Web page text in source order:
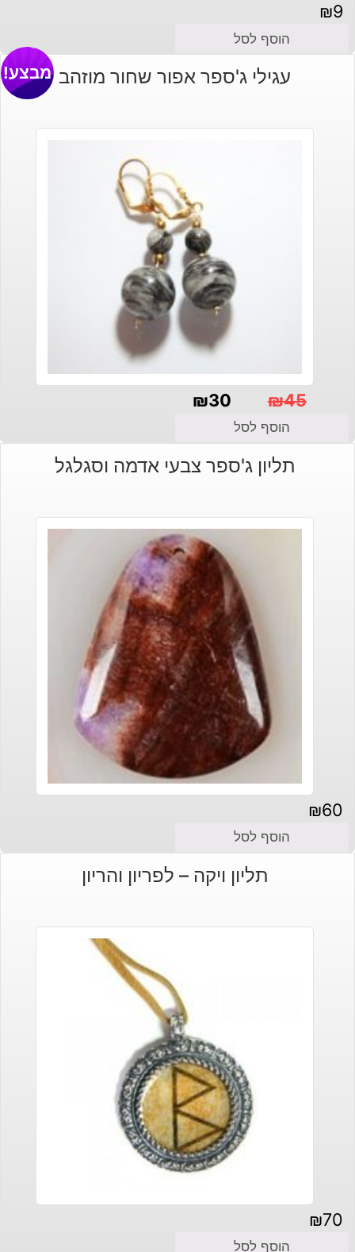
₪9
הוסף לסל
עגילי ג'ספר אפור שחור מוזהב מבצע!
₪45
המקורי
₪30
הנוכחי
הוסף לסל
תליון ג'ספר צבעי אדמה וסגלגל
₪60
הוסף לסל
תליון ויקה – לפריון והריון
₪70
הוסף לסל